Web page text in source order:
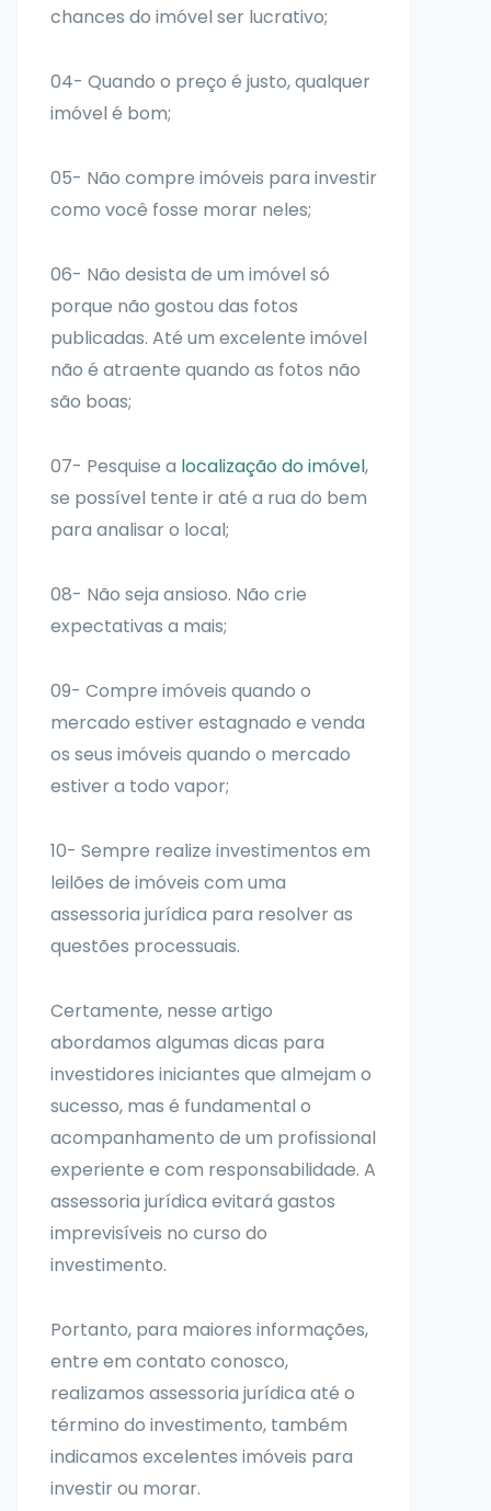
chances do imóvel ser lucrativo;
04- Quando o preço é justo, qualquer
imóvel é bom;
05- Não compre imóveis para investir
como você fosse morar neles;
06- Não desista de um imóvel só
porque não gostou das fotos
publicadas. Até um excelente imóvel
não é atraente quando as fotos não
são boas;
07- Pesquise a localização do imóvel,
se possível tente ir até a rua do bem
para analisar o local;
08- Não seja ansioso. Não crie
expectativas a mais;
09- Compre imóveis quando o
mercado estiver estagnado e venda
os seus imóveis quando o mercado
estiver a todo vapor;
10- Sempre realize investimentos em
leilões de imóveis com uma
assessoria jurídica para resolver as
questões processuais.
Certamente, nesse artigo
abordamos algumas dicas para
investidores iniciantes que almejam o
sucesso, mas é fundamental o
acompanhamento de um profissional
experiente e com responsabilidade. A
assessoria jurídica evitará gastos
imprevisíveis no curso do
investimento.
Portanto, para maiores informações,
entre em contato conosco,
realizamos assessoria jurídica até o
término do investimento, também
indicamos excelentes imóveis para
investir ou morar.